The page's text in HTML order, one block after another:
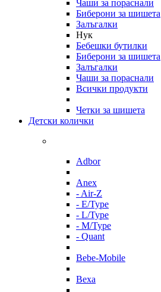
Чаши за пораснали
Биберони за шишета
Залъгалки
Нук
Бебешки бутилки
Биберони за шишета
Залъгалки
Чаши за пораснали
Всички продукти
Четки за шишета
Детски колички
Adbor
Anex
- Air-Z
- E/Type
- L/Type
- M/Type
- Quant
Bebe-Mobile
Bexa